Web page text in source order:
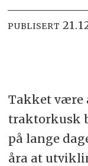
PUBLISERT
Takket være
traktorkusk
på lange
åra at